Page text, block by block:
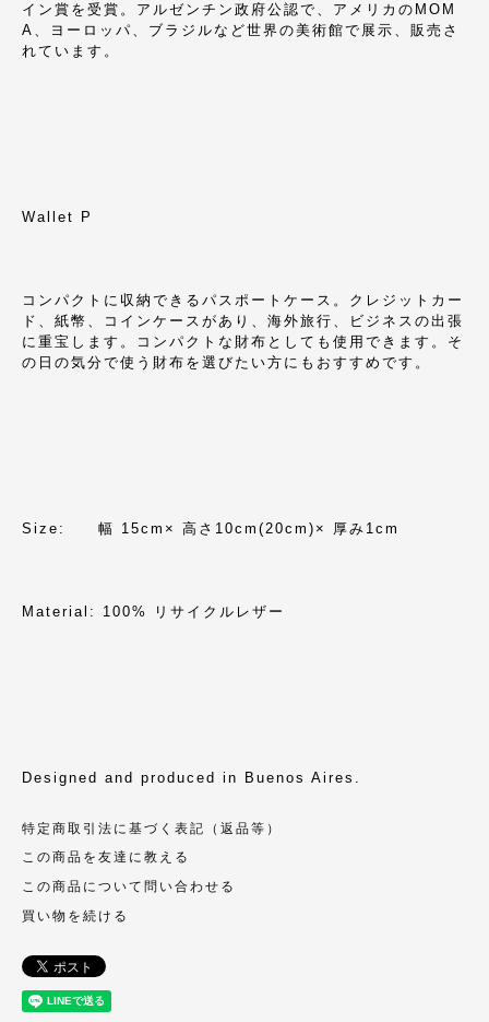
イン賞を受賞。アルゼンチン政府公認で、アメリカのMOM
A、ヨーロッパ、ブラジルなど世界の美術館で展示、販売さ
れています。
Wallet P
コンパクトに収納できるパスポートケース。クレジットカー
ド、紙幣、コインケースがあり、海外旅行、ビジネスの出張
に重宝します。コンパクトな財布としても使用できます。そ
の日の気分で使う財布を選びたい方にもおすすめです。
Size: 幅 15cm× 高さ10cm(20cm)× 厚み1cm
Material: 100% リサイクルレザー
Designed and produced in Buenos Aires.
特定商取引法に基づく表記（返品等）
この商品を友達に教える
この商品について問い合わせる
買い物を続ける